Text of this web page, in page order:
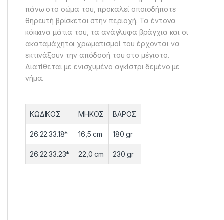
πάνω στο σώμα του, προκαλεί οποιοδήποτε
θηρευτή βρίσκεται στην περιοχή. Τα έντονα
κόκκινα μάτια του, τα ανάγλυφα βράγχια και οι
ακαταμάχητοι χρωματισμοί του έρχονται να
εκτινάξουν την απόδοσή του στο μέγιστο.
Διατίθεται με ενισχυμένο αγκίστρι δεμένο με
νήμα.
ΚΩΔΙΚΟΣ ΜΗΚΟΣ ΒΑΡΟΣ
26.22.33.18* 16,5 cm 180 gr
26.22.33.23* 22,0 cm 230 gr